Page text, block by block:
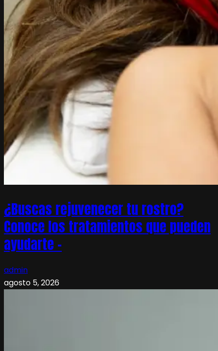
¿Buscas rejuvenecer tu rostro?
Conoce los tratamientos que pueden
ayudarte –
admin
agosto 5, 2026